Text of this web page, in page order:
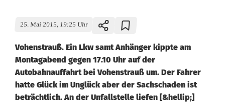
25. Mai 2015, 19:25 Uhr
Vohenstrauß. Ein Lkw samt Anhänger kippte am
Montagabend gegen 17.10 Uhr auf der
Autobahnauffahrt bei Vohenstrauß um. Der Fahrer
hatte Glück im Unglück aber der Sachschaden ist
beträchtlich. An der Unfallstelle liefen [&hellip;]